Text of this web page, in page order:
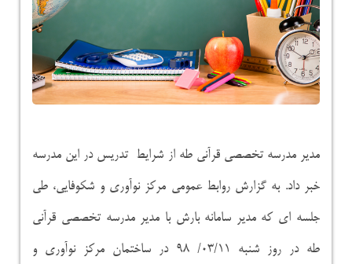
مدیر مدرسه تخصصی قرآنی طه از شرایط تدریس در این مدرسه
خبر داد. به گزارش روابط عمومی مرکز نوآوری و شکوفایی، طی
جلسه ای که مدیر سامانه بارش با مدیر مدرسه تخصصی قرآنی
طه در روز شنبه ۰۳/۱۱/ ۹۸ در ساختمان مرکز نوآوری و